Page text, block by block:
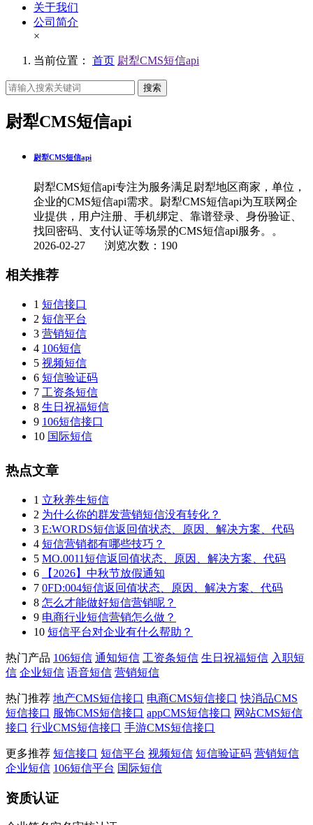
关于我们
公司简介
×
当前位置： 首页 尉犁CMS短信api
搜索
尉犁CMS短信api
尉犁CMS短信api
尉犁CMS短信api专注为服务满足尉犁地区商家，单位，
企业的CMS短信api需求。尉犁CMS短信api为互联网企
业提供，用户注册、手机绑定、靠谱登录、身份验证、
找回密码、支付认证等场景的CMS短信api服务。。
2026-02-27 浏览次数：190
相关推荐
1 短信接口
2 短信平台
3 营销短信
4 106短信
5 视频短信
6 短信验证码
7 工资条短信
8 生日祝福短信
9 106短信接口
10 国际短信
热点文章
1 立秋养生短信
2 为什么你的群发营销短信没有转化？
3 E:WORDS短信返回值状态、原因、解决方案、代码
4 短信营销都有哪些技巧？
5 MO.0011短信返回值状态、原因、解决方案、代码
6
【2026】中秋节放假通知
7 0FD:004短信返回值状态、原因、解决方案、代码
8 怎么才能做好短信营销呢？
9 电商行业短信营销怎么做？
10 短信平台对企业有什么帮助？
热门产品 106短信 通知短信 工资条短信 生日祝福短信 入职短
信 企业短信 语音短信 营销短信
热门推荐 地产CMS短信接口 电商CMS短信接口 快消品CMS
短信接口 服饰CMS短信接口 appCMS短信接口 网站CMS短信
接口 行业CMS短信接口 手游CMS短信接口
更多推荐 短信接口 短信平台 视频短信 短信验证码 营销短信
企业短信 106短信平台 国际短信
资质认证